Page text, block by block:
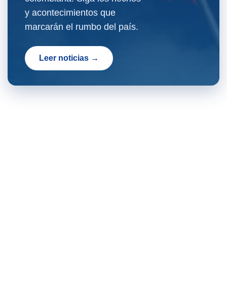
y acontecimientos que
marcarán el rumbo del país.
Leer noticias →